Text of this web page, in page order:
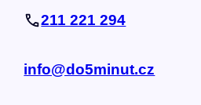
211 221 294
info@do5minut.cz